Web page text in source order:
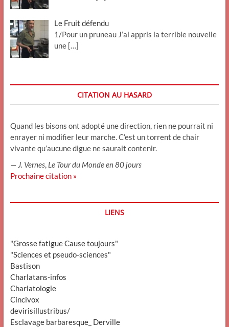
Le Fruit défendu
1/Pour un pruneau J’ai appris la terrible nouvelle
une […]
CITATION AU HASARD
Quand les bisons ont adopté une direction, rien ne pourrait ni
enrayer ni modifier leur marche. C’est un torrent de chair
vivante qu’aucune digue ne saurait contenir.
— J. Vernes, Le Tour du Monde en 80 jours
Prochaine citation »
LIENS
"Grosse fatigue Cause toujours"
"Sciences et pseudo-sciences"
Bastison
Charlatans-infos
Charlatologie
Cincivox
devirisillustribus/
Esclavage barbaresque_ Derville